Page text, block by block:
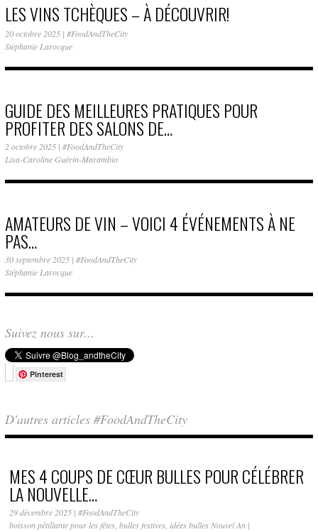
LES VINS TCHÈQUES – À DÉCOUVRIR!
20 octobre 2025 | #FoodAndTheCity
Stéphanie Larocque
GUIDE DES MEILLEURES PRATIQUES POUR
PROFITER DES SALONS DE…
2 octobre 2025 | #FoodAndTheCity
Lisa-Caroline Guérin-Marambio
AMATEURS DE VIN – VOICI 4 ÉVÉNEMENTS À NE
PAS…
30 septembre 2025 | #FoodAndTheCity
Stéphanie Larocque
Suivez nous sur...
Pinterest
D'autres articles #FoodAndTheCity
MES 4 COUPS DE CŒUR BULLES POUR CÉLÉBRER
LA NOUVELLE…
29 décembre 2025 | #FoodAndTheCity
boisson pétillante pour les fêtes, bulles festives, idées bulles Nouvel An |